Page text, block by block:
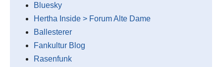
Bluesky
Hertha Inside > Forum Alte Dame
Ballesterer
Fankultur Blog
Rasenfunk